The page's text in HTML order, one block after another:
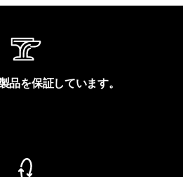
品を保証しています。